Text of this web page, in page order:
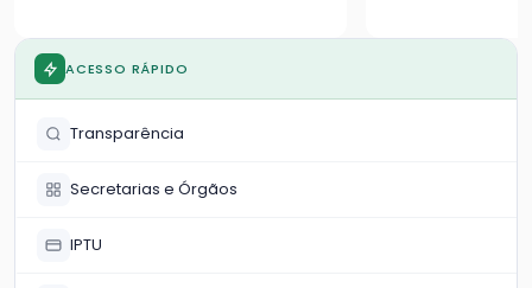
inédita
termina com
ACESSO RÁPIDO
Transparência
Secretarias e Órgãos
IPTU